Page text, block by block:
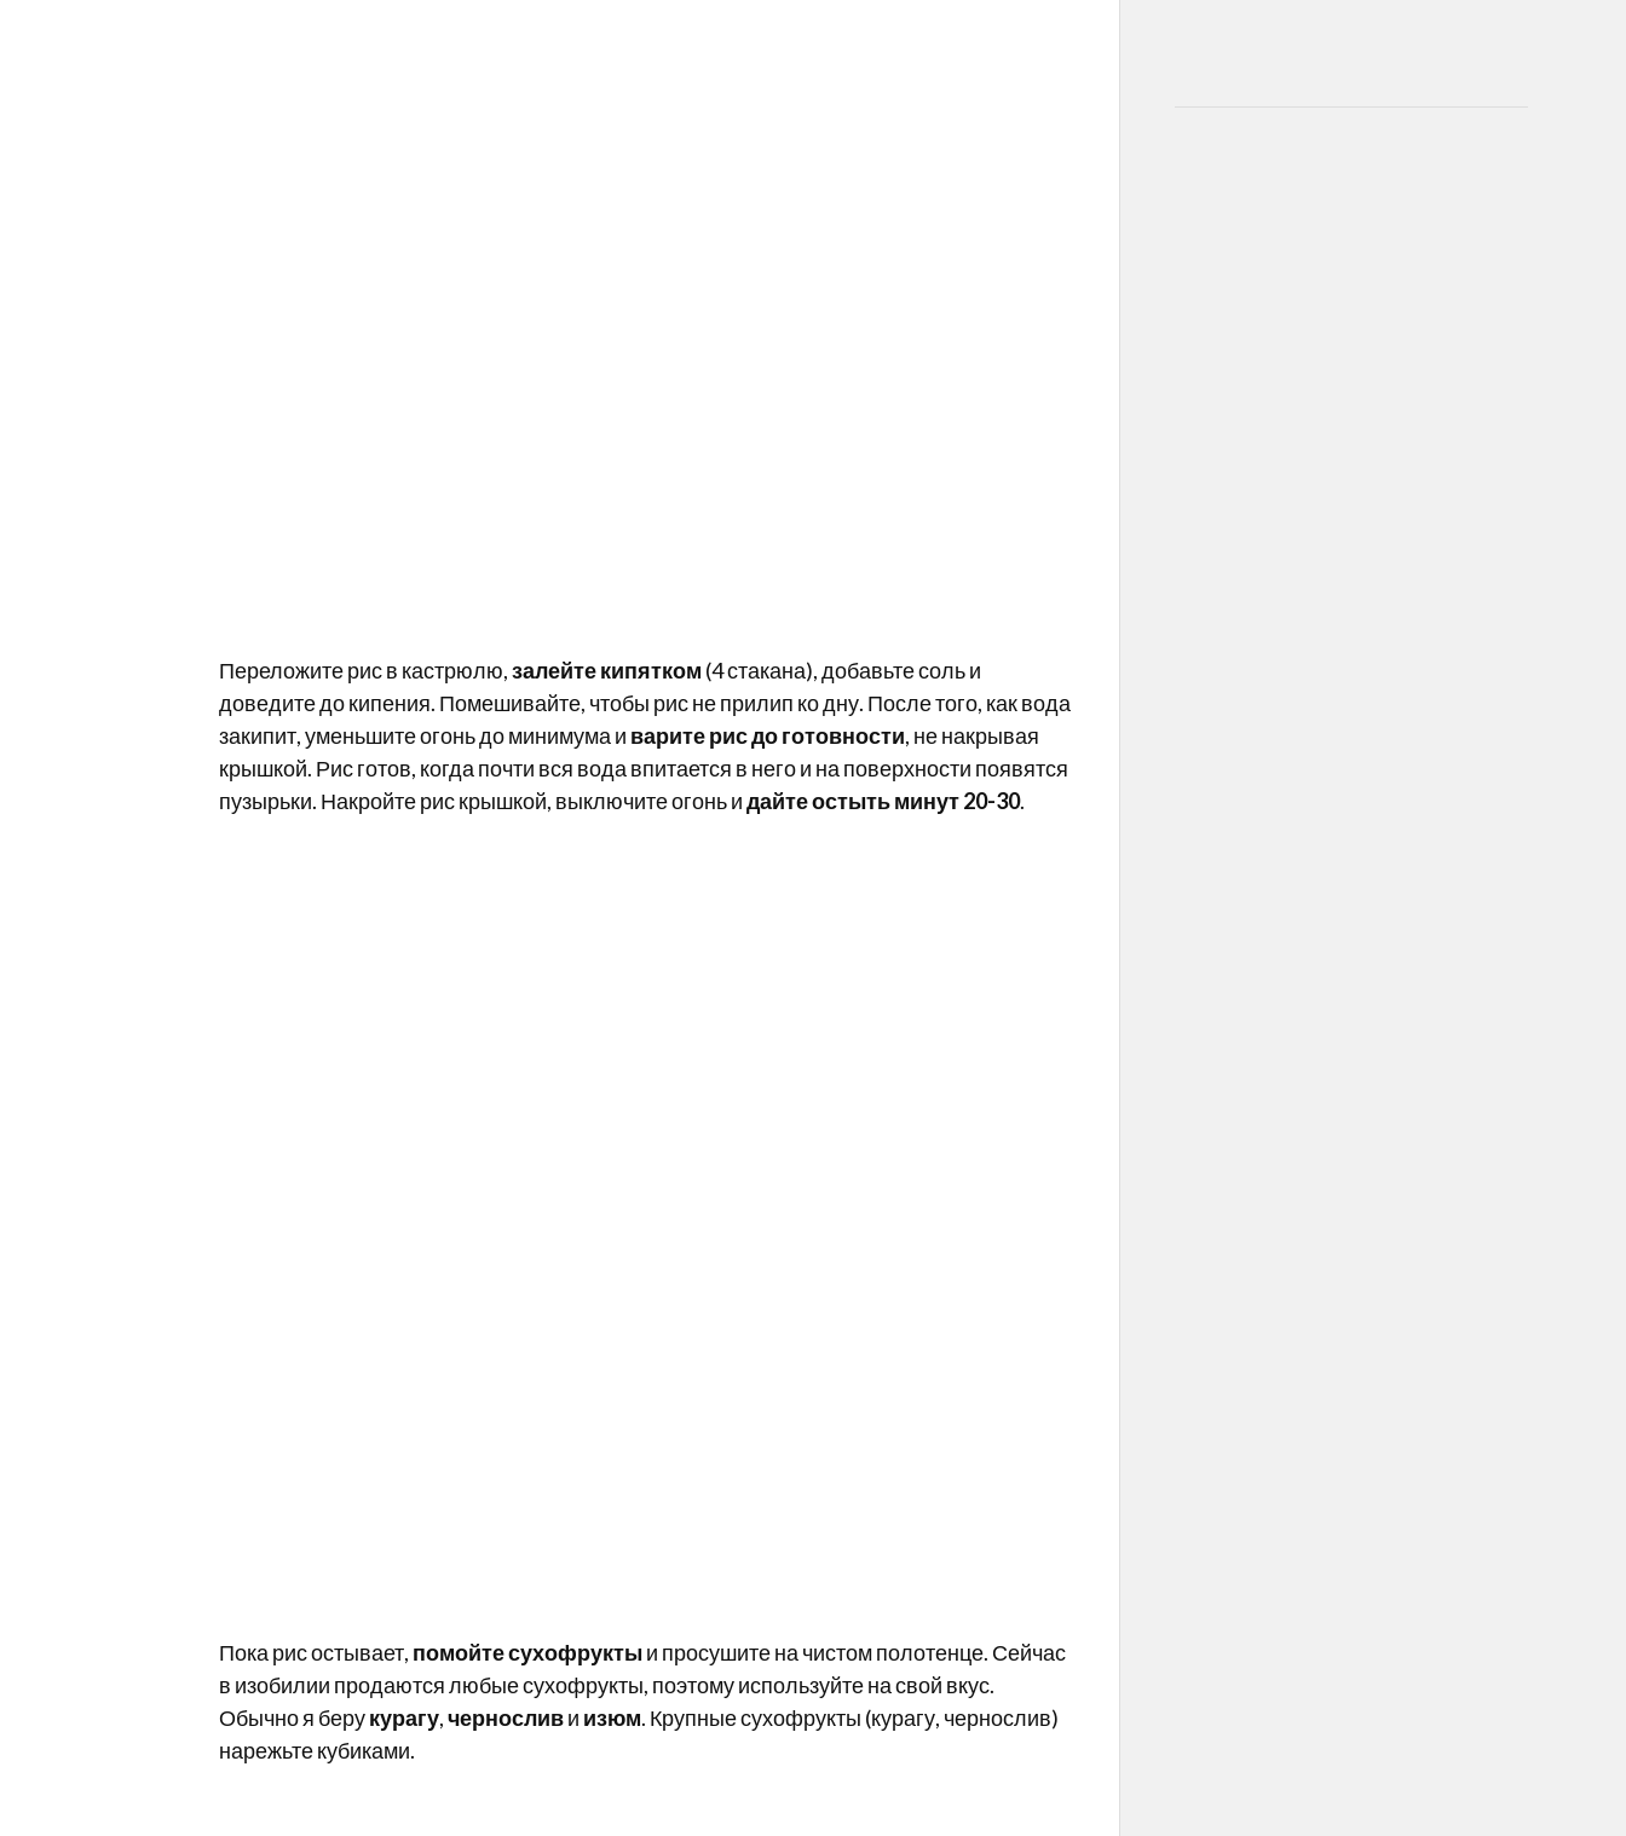
Переложите рис в кастрюлю,залейте кипятком (4 стакана), добавьте соль и
доведите до кипения. Помешивайте, чтобы рис не прилип ко дну. После того, как вода
закипит, уменьшите огонь до минимума и варите рис до готовности, не накрывая
крышкой. Рис готов, когда почти вся вода впитается в него и на поверхности появятся
пузырьки. Накройте рис крышкой, выключите огонь идайте остыть минут 20-30.
Пока рис остывает, помойте сухофруктыи просушите на чистом полотенце. Сейчас
в изобилии продаются любые сухофрукты, поэтому используйте на свой вкус.
Обычно я берукурагу,черносливи изюм. Крупные сухофрукты (курагу, чернослив)
нарежьте кубиками.